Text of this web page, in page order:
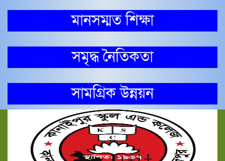
মানসম্মত শিক্ষা
সমৃদ্ধ নৈতিকতা
সামগ্রিক উন্নয়ন